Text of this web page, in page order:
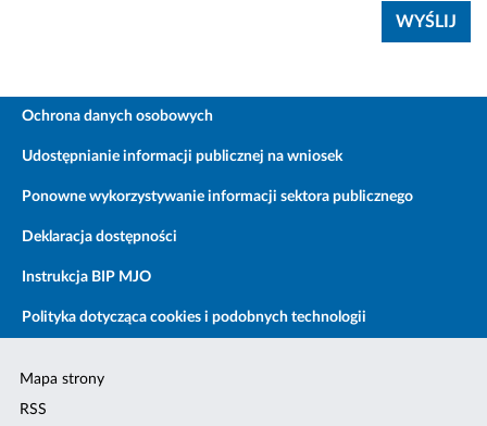
Ochrona danych osobowych
Udostępnianie informacji publicznej na wniosek
Ponowne wykorzystywanie informacji sektora publicznego
Deklaracja dostępności
Instrukcja BIP MJO
Polityka dotycząca cookies i podobnych technologii
Mapa strony
RSS